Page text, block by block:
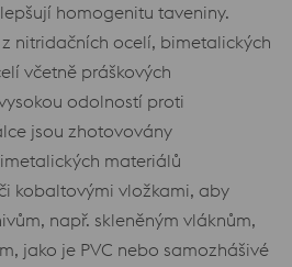
homogenitu taveniny.
nitridačních ocelí, bimetalických
včetně práškových
odolností proti
jsou zhotovovány
materiálů
kobaltovými vložkami, aby
např. skleněným vláknům,
jako je PVC nebo samozhášivé